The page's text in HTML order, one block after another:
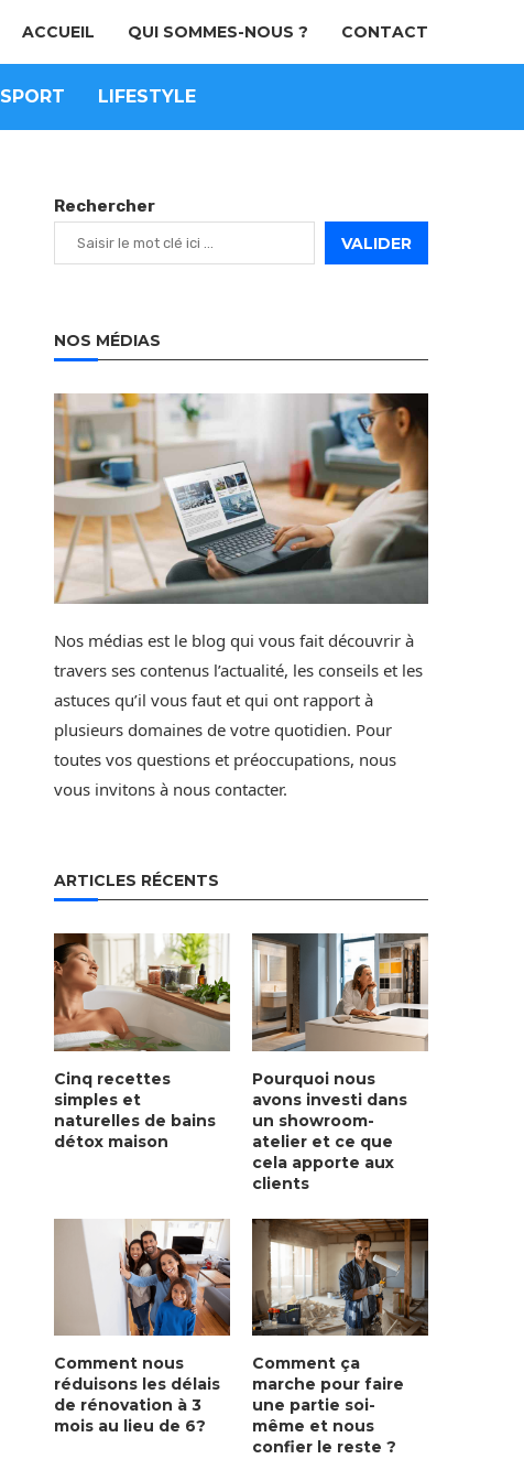
ACCUEIL QUI SOMMES-NOUS ? CONTACT
SPORT LIFESTYLE
Rechercher
VALIDER
NOS MÉDIAS
Nos médias est le blog qui vous fait découvrir à
travers ses contenus l’actualité, les conseils et les
astuces qu’il vous faut et qui ont rapport à
plusieurs domaines de votre quotidien. Pour
toutes vos questions et préoccupations, nous
vous invitons à nous contacter.
ARTICLES RÉCENTS
Cinq recettes
simples et
naturelles de bains
détox maison
Pourquoi nous
avons investi dans
un showroom-
atelier et ce que
cela apporte aux
clients
Comment nous
réduisons les délais
de rénovation à 3
mois au lieu de 6?
Comment ça
marche pour faire
une partie soi-
même et nous
confier le reste ?